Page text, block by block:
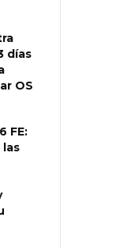
días
OS
FE:
las